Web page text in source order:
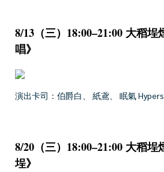
8/13（三）18:00–21:00 大稻
唱》
演出卡司：伯爵白、 紙鳶、 眠氣
8/20（三）18:00–21:00 大稻
埕》